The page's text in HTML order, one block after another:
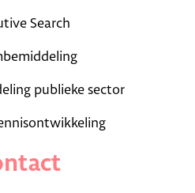
Search
publieke sector